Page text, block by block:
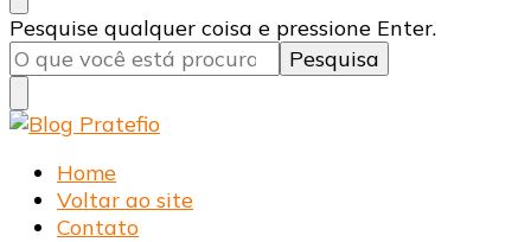
Blog Pratefio
Arames e Telas de Qualidade
Procurando
algo?
Pesquise qualquer coisa e pressione Enter.
Blog Pratefio
Arames e Telas de Qualidade
Home
Voltar ao site
Contato